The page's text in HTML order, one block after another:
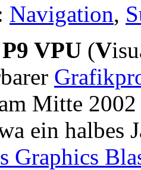
Navigation,
VPU (V
Mitte
ein halbes
Graphics